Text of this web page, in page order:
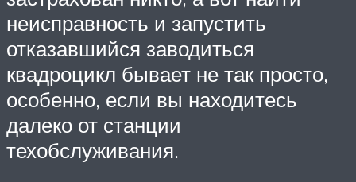
неисправность и запустить
отказавшийся заводиться
квадроцикл бывает не так просто,
особенно, если вы находитесь
далеко от станции
техобслуживания.